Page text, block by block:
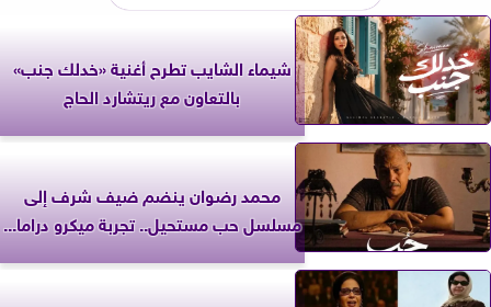
شيماء الشايب تطرح أغنية «خدلك جنب»
بالتعاون مع ريتشارد الحاج
محمد رضوان ينضم ضيف شرف إلى
مسلسل حب مستحيل.. تجربة ميكرو دراما...